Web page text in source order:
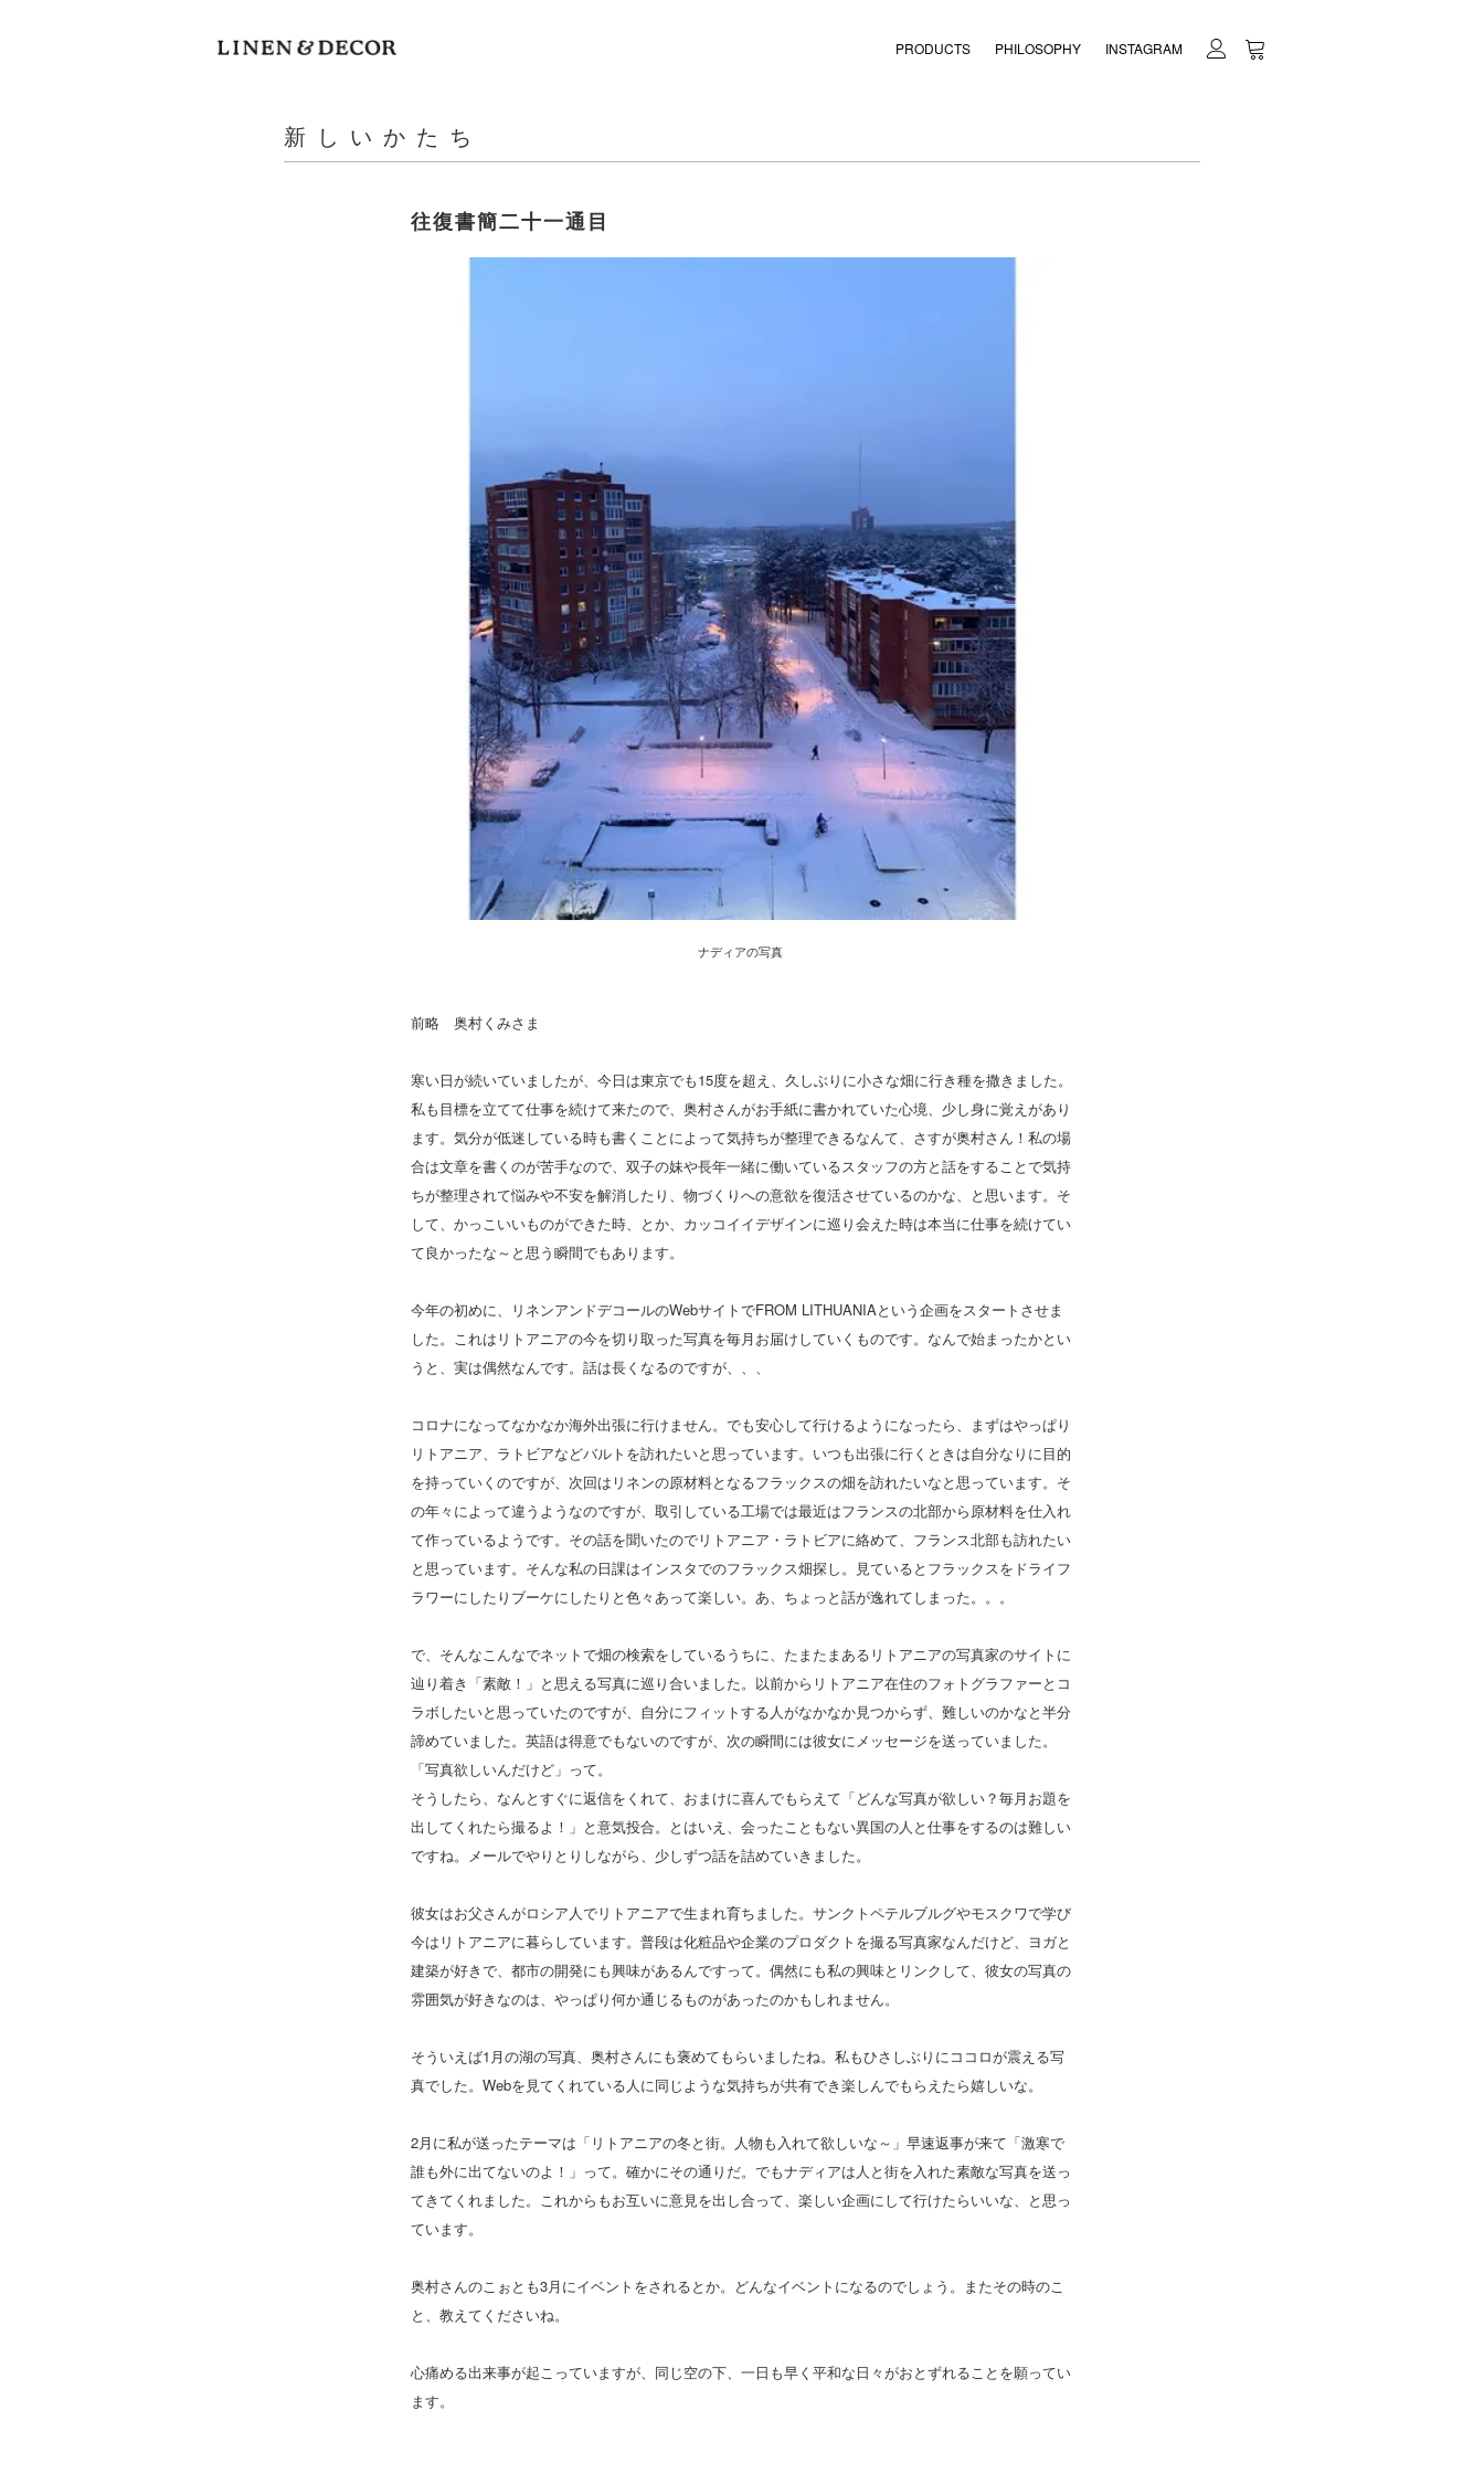
PRODUCTS PHILOSOPHY INSTAGRAM
新しいかたち
往復書簡二十一通目
ナディアの写真
前略 奥村くみさま
寒い日が続いていましたが、今日は東京でも15度を超え、久しぶりに小さな畑に行き種を撒きました。
私も目標を立てて仕事を続けて来たので、奥村さんがお手紙に書かれていた心境、少し身に覚えがあり
ます。気分が低迷している時も書くことによって気持ちが整理できるなんて、さすが奥村さん！私の場
合は文章を書くのが苦手なので、双子の妹や長年一緒に働いているスタッフの方と話をすることで気持
ちが整理されて悩みや不安を解消したり、物づくりへの意欲を復活させているのかな、と思います。そ
して、かっこいいものができた時、とか、カッコイイデザインに巡り会えた時は本当に仕事を続けてい
て良かったな～と思う瞬間でもあります。
今年の初めに、リネンアンドデコールのWebサイトでFROM LITHUANIAという企画をスタートさせま
した。これはリトアニアの今を切り取った写真を毎月お届けしていくものです。なんで始まったかとい
うと、実は偶然なんです。話は長くなるのですが、、、
コロナになってなかなか海外出張に行けません。でも安心して行けるようになったら、まずはやっぱり
リトアニア、ラトビアなどバルトを訪れたいと思っています。いつも出張に行くときは自分なりに目的
を持っていくのですが、次回はリネンの原材料となるフラックスの畑を訪れたいなと思っています。そ
の年々によって違うようなのですが、取引している工場では最近はフランスの北部から原材料を仕入れ
て作っているようです。その話を聞いたのでリトアニア・ラトビアに絡めて、フランス北部も訪れたい
と思っています。そんな私の日課はインスタでのフラックス畑探し。見ているとフラックスをドライフ
ラワーにしたりブーケにしたりと色々あって楽しい。あ、ちょっと話が逸れてしまった。。。
で、そんなこんなでネットで畑の検索をしているうちに、たまたまあるリトアニアの写真家のサイトに
辿り着き「素敵！」と思える写真に巡り合いました。以前からリトアニア在住のフォトグラファーとコ
ラボしたいと思っていたのですが、自分にフィットする人がなかなか見つからず、難しいのかなと半分
諦めていました。英語は得意でもないのですが、次の瞬間には彼女にメッセージを送っていました。
「写真欲しいんだけど」って。
そうしたら、なんとすぐに返信をくれて、おまけに喜んでもらえて「どんな写真が欲しい？毎月お題を
出してくれたら撮るよ！」と意気投合。とはいえ、会ったこともない異国の人と仕事をするのは難しい
ですね。メールでやりとりしながら、少しずつ話を詰めていきました。
彼女はお父さんがロシア人でリトアニアで生まれ育ちました。サンクトペテルブルグやモスクワで学び
今はリトアニアに暮らしています。普段は化粧品や企業のプロダクトを撮る写真家なんだけど、ヨガと
建築が好きで、都市の開発にも興味があるんですって。偶然にも私の興味とリンクして、彼女の写真の
雰囲気が好きなのは、やっぱり何か通じるものがあったのかもしれません。
そういえば1月の湖の写真、奥村さんにも褒めてもらいましたね。私もひさしぶりにココロが震える写
真でした。Webを見てくれている人に同じような気持ちが共有でき楽しんでもらえたら嬉しいな。
2月に私が送ったテーマは「リトアニアの冬と街。人物も入れて欲しいな～」早速返事が来て「激寒で
誰も外に出てないのよ！」って。確かにその通りだ。でもナディアは人と街を入れた素敵な写真を送っ
てきてくれました。これからもお互いに意見を出し合って、楽しい企画にして行けたらいいな、と思っ
ています。
奥村さんのこぉとも3月にイベントをされるとか。どんなイベントになるのでしょう。またその時のこ
と、教えてくださいね。
心痛める出来事が起こっていますが、同じ空の下、一日も早く平和な日々がおとずれることを願ってい
ます。